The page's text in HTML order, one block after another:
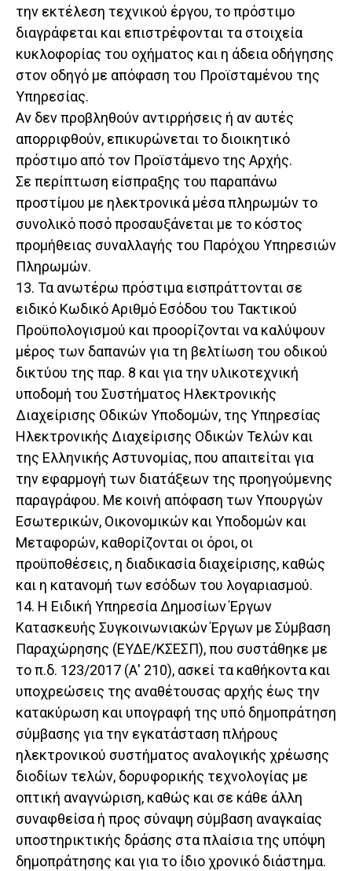
την εκτέλεση τεχνικού έργου, το πρόστιμο
διαγράφεται και επιστρέφονται τα στοιχεία
κυκλοφορίας του οχήματος και η άδεια οδήγησης
στον οδηγό με απόφαση του Προϊσταμένου της
Υπηρεσίας.
Αν δεν προβληθούν αντιρρήσεις ή αν αυτές
απορριφθούν, επικυρώνεται το διοικητικό
πρόστιμο από τον Προϊστάμενο της Αρχής.
Σε περίπτωση είσπραξης του παραπάνω
προστίμου με ηλεκτρονικά μέσα πληρωμών το
συνολικό ποσό προσαυξάνεται με το κόστος
προμήθειας συναλλαγής του Παρόχου Υπηρεσιών
Πληρωμών.
13. Τα ανωτέρω πρόστιμα εισπράττονται σε
ειδικό Κωδικό Αριθμό Εσόδου του Τακτικού
Προϋπολογισμού και προορίζονται να καλύψουν
μέρος των δαπανών για τη βελτίωση του οδικού
δικτύου της παρ. 8 και για την υλικοτεχνική
υποδομή του Συστήματος Ηλεκτρονικής
Διαχείρισης Οδικών Υποδομών, της Υπηρεσίας
Ηλεκτρονικής Διαχείρισης Οδικών Τελών και
της Ελληνικής Αστυνομίας, που απαιτείται για
την εφαρμογή των διατάξεων της προηγούμενης
παραγράφου. Με κοινή απόφαση των Υπουργών
Εσωτερικών, Οικονομικών και Υποδομών και
Μεταφορών, καθορίζονται οι όροι, οι
προϋποθέσεις, η διαδικασία διαχείρισης, καθώς
και η κατανομή των εσόδων του λογαριασμού.
14. Η Ειδική Υπηρεσία Δημοσίων Έργων
Κατασκευής Συγκοινωνιακών Έργων με Σύμβαση
Παραχώρησης (ΕΥΔΕ/ΚΣΕΣΠ), που συστάθηκε με
το π.δ. 123/2017 (Α' 210), ασκεί τα καθήκοντα και
υποχρεώσεις της αναθέτουσας αρχής έως την
κατακύρωση και υπογραφή της υπό δημοπράτηση
σύμβασης για την εγκατάσταση πλήρους
ηλεκτρονικού συστήματος αναλογικής χρέωσης
διοδίων τελών, δορυφορικής τεχνολογίας με
οπτική αναγνώριση, καθώς και σε κάθε άλλη
συναφθείσα ή προς σύναψη σύμβαση αναγκαίας
υποστηρικτικής δράσης στα πλαίσια της υπόψη
δημοπράτησης και για το ίδιο χρονικό διάστημα.